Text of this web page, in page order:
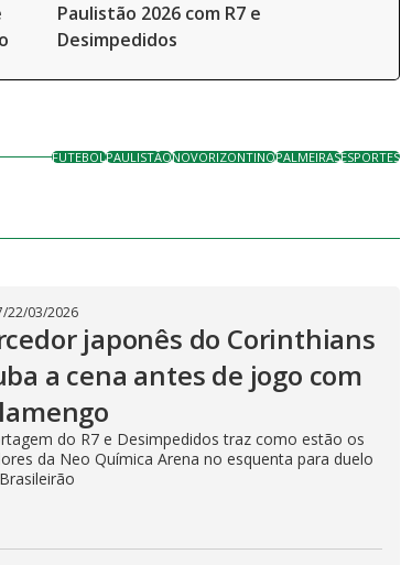
Paulistão 2026 com R7 e
Desimpedidos
FUTEBOLPAULISTÃONOVORIZONTINOPALMEIRASESPORTES
/22/03/2026
japonês do Corinthians
a cena antes de jogo com
do R7 e Desimpedidos traz como estão os
da Neo Química Arena no esquenta para duelo